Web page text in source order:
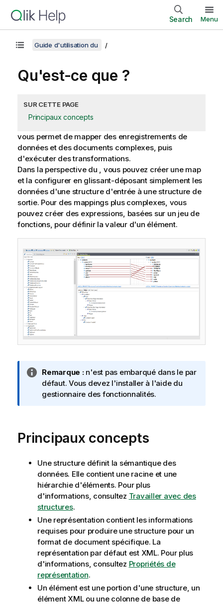
Search Menu
Guide d'utilisation du
Qu'est-ce que ?
SUR CETTE PAGE
Principaux concepts
vous permet de mapper des enregistrements de
données et des documents complexes, puis
d'exécuter des transformations.
Dans la perspective du , vous pouvez créer une map
et la configurer en glissant-déposant simplement les
données d'une structure d'entrée à une structure de
sortie. Pour des mappings plus complexes, vous
pouvez créer des expressions, basées sur un jeu de
fonctions, pour définir la valeur d'un élément.
N
o
t
f
r
m
a
t
i
n
s
Remarque :n'est pas embarqué dans le par
défaut. Vous devez l'installer à l'aide du
gestionnaire des fonctionnalités.
Principaux concepts
Une structure définit la sémantique des
données. Elle contient une racine et une
hiérarchie d'éléments. Pour plus
d'informations, consultez Travailler avec des
structures.
Une représentation contient les informations
requises pour produire une structure pour un
format de document spécifique. La
représentation par défaut est XML. Pour plus
d'informations, consultez Propriétés de
représentation.
Un élément est une portion d'une structure, un
élément XML ou une colonne de base de